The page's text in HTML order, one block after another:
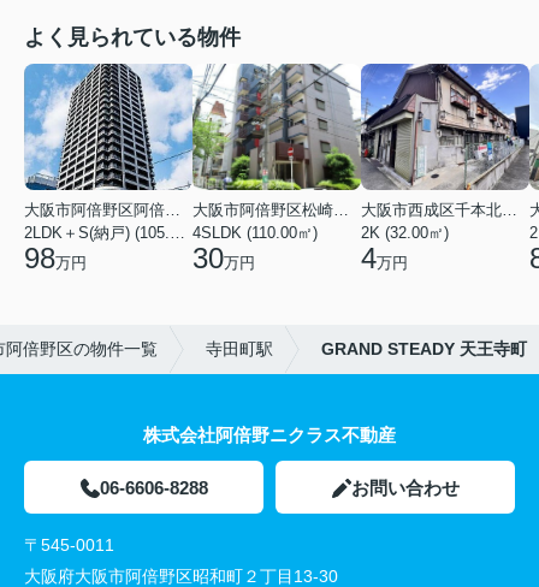
よく見られている物件
98万円
4SLDK (110.00㎡)
30万円
2K (32.00㎡)
4万円
阿倍野区の物件一覧 寺田町駅 GRAND STEADY 天王寺町
株式会社阿倍野ニクラス不動産
06-6606-8288 お問い合わせ
〒545-0011
大阪府大阪市阿倍野区昭和町２丁目13-30